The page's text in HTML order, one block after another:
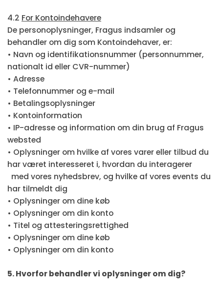
4.2 For Kontoindehavere
De personoplysninger, Fragus indsamler og
behandler om dig som Kontoindehaver, er:
• Navn og identifikationsnummer (personnummer,
nationalt id eller CVR-nummer)
• Adresse
• Telefonnummer og e-mail
• Betalingsoplysninger
• Kontoinformation
• IP-adresse og information om din brug af Fragus
websted
• Oplysninger om hvilke af vores varer eller tilbud du
har været interesseret i, hvordan du interagerer
med vores nyhedsbrev, og hvilke af vores events du
har tilmeldt dig
• Oplysninger om dine køb
• Oplysninger om din konto
• Titel og attesteringsrettighed
• Oplysninger om dine køb
• Oplysninger om din konto
5. Hvorfor behandler vi oplysninger om dig?